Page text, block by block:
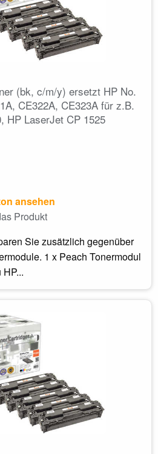
(bk, c/m/y) ersetzt HP No.
CE322A, CE323A für z.B.
HP LaserJet CP 1525
ansehen
Produkt
Sie zusätzlich gegenüber
1 x Peach Tonermodul